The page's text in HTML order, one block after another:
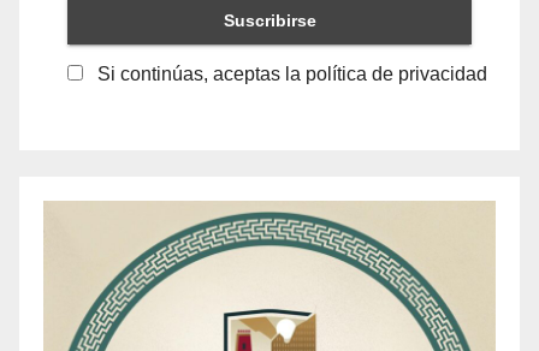
Si continúas, aceptas la política de privacidad